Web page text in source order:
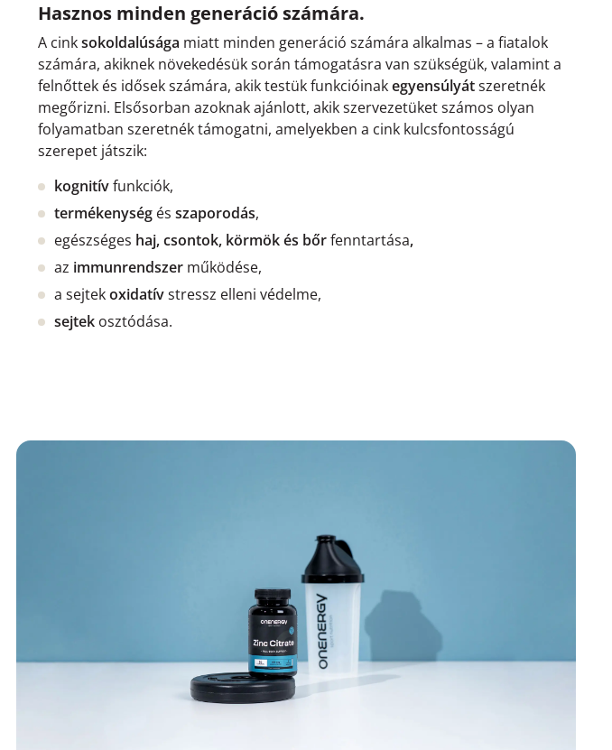
Hasznos minden generáció számára.
A cinksokoldalúsága miatt minden generáció számára alkalmas – a fiatalok
számára, akiknek növekedésük során támogatásra van szükségük, valamint a
felnőttek és idősek számára, akik testük funkcióinakegyensúlyátszeretnék
megőrizni. Elsősorban azoknak ajánlott, akik szervezetüket számos olyan
folyamatban szeretnék támogatni, amelyekben a cink kulcsfontosságú
szerepet játszik:
kognitívfunkciók,
termékenység és szaporodás,
egészséges haj, csontok, körmök és bőrfenntartása,
az immunrendszer működése,
a sejtekoxidatívstressz elleni védelme,
sejtek osztódása.